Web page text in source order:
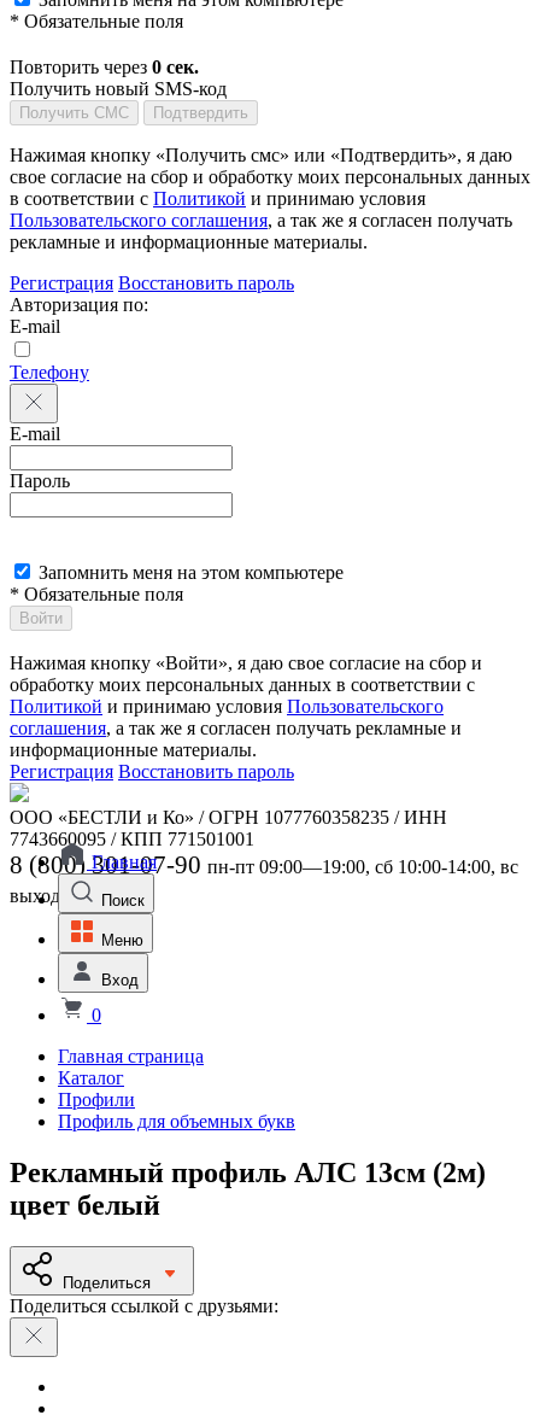
* Обязательные поля
Повторить через 0 сек.
Получить новый SMS-код
Получить СМС Подтвердить
Нажимая кнопку «Получить смс» или «Подтвердить», я даю
свое согласие на сбор и обработку моих персональных данных
в соответствии с Политикой и принимаю условия
Пользовательского соглашения, а так же я согласен получать
рекламные и информационные материалы.
Регистрация Восстановить пароль
Авторизация по:
E-mail
Телефону
E-mail
Пароль
Запомнить меня на этом компьютере
* Обязательные поля
Войти
Нажимая кнопку «Войти», я даю свое согласие на сбор и
обработку моих персональных данных в соответствии с
Политикой и принимаю условия Пользовательского
соглашения, а так же я согласен получать рекламные и
информационные материалы.
Регистрация Восстановить пароль
ООО «БЕСТЛИ и Ко» / ОГРН 1077760358235 / ИНН
7743660095 / КПП 771501001
8 (800) 301-07-90 пн-пт 09:00—19:00, сб 10:00-14:00, вс
выходной
Главная
Поиск
Меню
Вход
0
Главная страница
Каталог
Профили
Профиль для объемных букв
Рекламный профиль АЛС 13см (2м)
цвет белый
Поделиться
Поделиться ссылкой с друзьями: